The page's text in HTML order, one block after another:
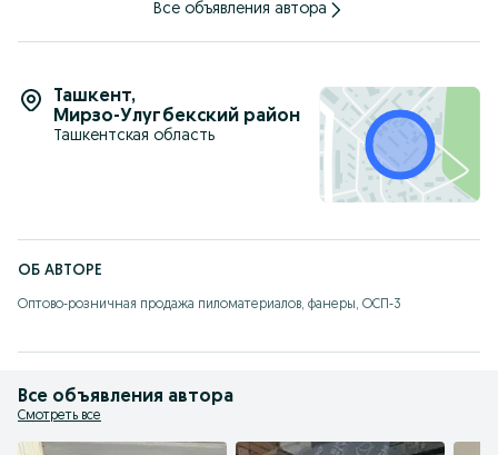
Все объявления автора
Ташкент,
Мирзо-Улугбекский район
Ташкентская область
ОБ АВТОРЕ
Оптово-розничная продажа пиломатериалов, фанеры, ОСП-3
Все объявления автора
Смотреть все